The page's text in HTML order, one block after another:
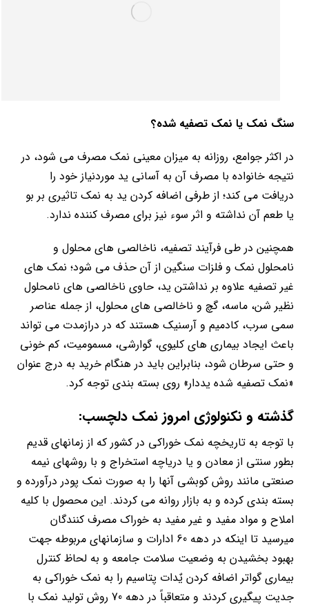
سنگ نمک یا نمک تصفیه شده؟
در اکثر جوامع، روزانه به میزان معینی نمک مصرف می شود، در
نتیجه خانواده با مصرف آن به آسانی ید موردنیاز خود را
دریافت می کند؛ از طرفی اضافه کردن ید به نمک تاثیری بر بو
یا طعم آن نداشته و اثر سوء نیز برای مصرف کننده ندارد.
همچنین در طی فرآیند تصفیه، ناخالصی های محلول و
نامحلول نمک و فلزات سنگین از آن حذف می شود؛ نمک های
غیر تصفیه علاوه بر نداشتن ید، حاوی ناخالصی های نامحلول
نظیر شن، ماسه، گچ و ناخالصی های محلول، از جمله عناصر
سمی سرب، کادمیم و آرسنیک هستند که در درازمدت می تواند
باعث ایجاد بیماری های کلیوی، گوارشی، مسمومیت، کم خونی
و حتی سرطان شود، بنابراین باید در هنگام خرید به درج عنوان
«نمک تصفیه شده یددار» روی بسته بندی توجه کرد.
گذشته و نکنولوژی امروز نمک دلچسب:
با توجه به تاریخچه نمک خوراکی در کشور که از زمانهای قدیم
بطور سنتی از معادن و یا دریاچه استخراج و با روشهای نیمه
صنعتی مانند روش کوبشی آنها را به صورت نمک پودر درآورده و
بسته بندی کرده و به بازار روانه می کردند. این محصول با کلیه
املاح و مواد مفید و غیر مفید به خوراک مصرف کنندگان
میرسید تا اینکه در دهه 60 ادارات و سازمانهای مربوطه جهت
بهبود بخشیدن به وضعیت سلامت جامعه و به لحاظ کنترل
بیماری گواتر اضافه کردن یٌدات پتاسیم را به نمک خوراکی به
جدیت پیگیری کردند و متعاقباً در دهه 70 روش تولید نمک با